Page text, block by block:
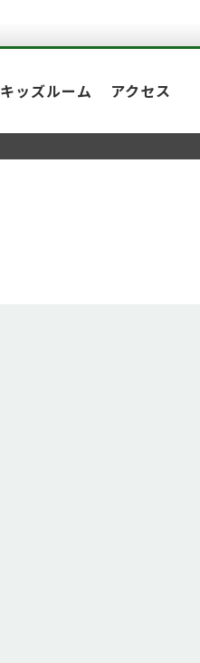
キッズルーム アクセス